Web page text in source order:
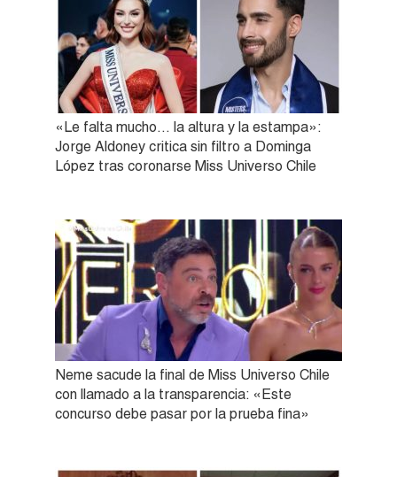
«Le falta mucho… la altura y la estampa»:
Jorge Aldoney critica sin filtro a Dominga
López tras coronarse Miss Universo Chile
Neme sacude la final de Miss Universo Chile
con llamado a la transparencia: «Este
concurso debe pasar por la prueba fina»